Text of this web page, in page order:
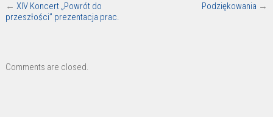
← XIV Koncert „Powrót do
przeszłości” prezentacja prac.
Podziękowania →
Comments are closed.